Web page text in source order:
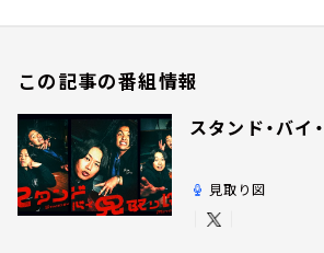
この記事の番組情報
スタンド・バイ
見取り図